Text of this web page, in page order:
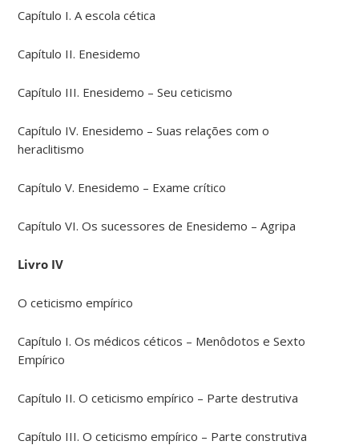
Capítulo I. A escola cética
Capítulo II. Enesidemo
Capítulo III. Enesidemo – Seu ceticismo
Capítulo IV. Enesidemo – Suas relações com o
heraclitismo
Capítulo V. Enesidemo – Exame crítico
Capítulo VI. Os sucessores de Enesidemo – Agripa
Livro IV
O ceticismo empírico
Capítulo I. Os médicos céticos – Menôdotos e Sexto
Empírico
Capítulo II. O ceticismo empírico – Parte destrutiva
Capítulo III. O ceticismo empírico – Parte construtiva